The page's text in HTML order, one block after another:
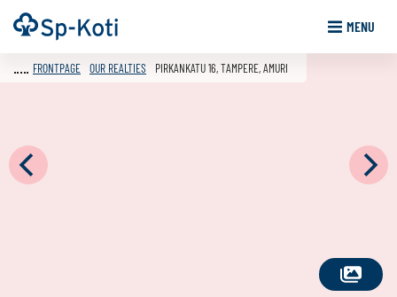
Go
to
Frontpage MENU
SEE
FRONTPAGE OUR REALTIES PIRKANKATU 16, TAMPERE, AMURI